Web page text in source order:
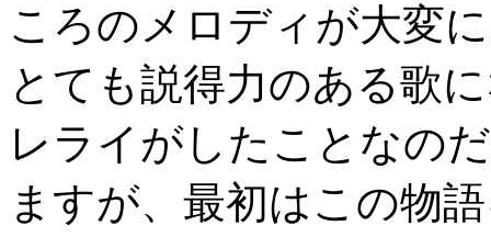
ころのメロディが大変
とても説得力のある歌
レライがしたことなの
ますが、最初はこの物